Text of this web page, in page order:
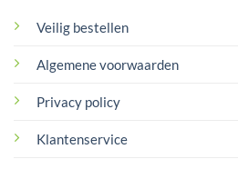
Veilig bestellen
Algemene voorwaarden
Privacy policy
Klantenservice